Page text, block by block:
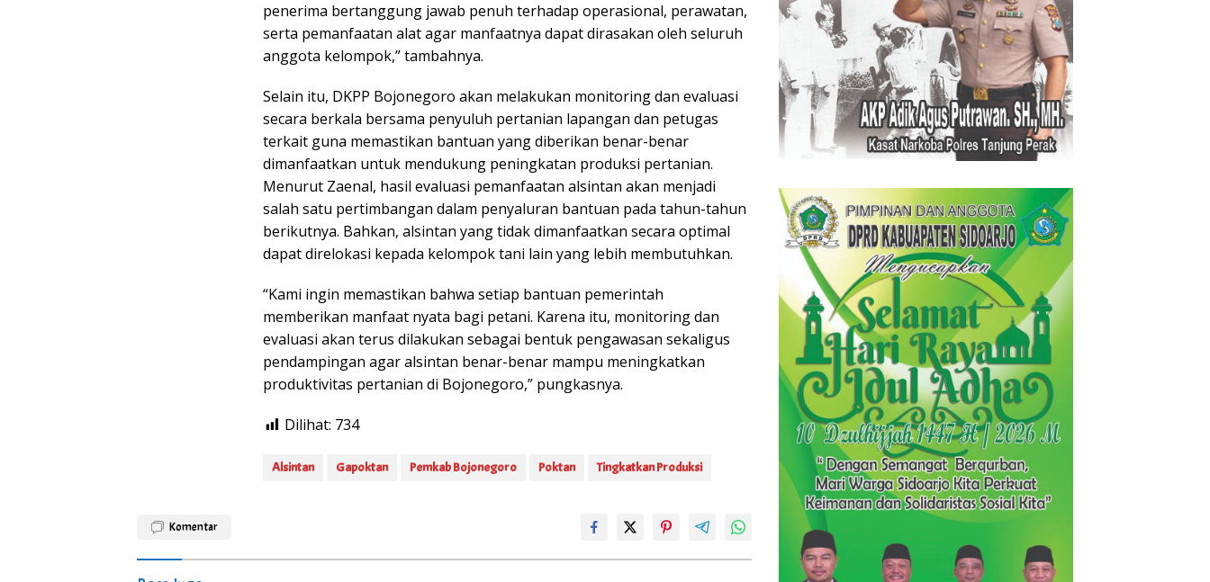
penerima bertanggung jawab penuh terhadap operasional, perawatan,
serta pemanfaatan alat agar manfaatnya dapat dirasakan oleh seluruh
anggota kelompok,” tambahnya.
Selain itu, DKPP Bojonegoro akan melakukan monitoring dan evaluasi
secara berkala bersama penyuluh pertanian lapangan dan petugas
terkait guna memastikan bantuan yang diberikan benar-benar
dimanfaatkan untuk mendukung peningkatan produksi pertanian.
Menurut Zaenal, hasil evaluasi pemanfaatan alsintan akan menjadi
salah satu pertimbangan dalam penyaluran bantuan pada tahun-tahun
berikutnya. Bahkan, alsintan yang tidak dimanfaatkan secara optimal
dapat direlokasi kepada kelompok tani lain yang lebih membutuhkan.
“Kami ingin memastikan bahwa setiap bantuan pemerintah
memberikan manfaat nyata bagi petani. Karena itu, monitoring dan
evaluasi akan terus dilakukan sebagai bentuk pengawasan sekaligus
pendampingan agar alsintan benar-benar mampu meningkatkan
produktivitas pertanian di Bojonegoro,” pungkasnya.
Dilihat: 734
Alsintan Gapoktan Pemkab Bojonegoro Poktan Tingkatkan Produksi
Komentar